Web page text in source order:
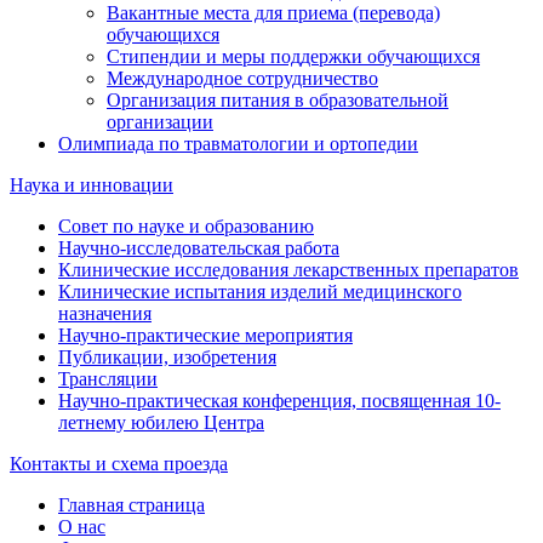
Вакантные места для приема (перевода)
обучающихся
Стипендии и меры поддержки обучающихся
Международное сотрудничество
Организация питания в образовательной
организации
Олимпиада по травматологии и ортопедии
Наука и инновации
Совет по науке и образованию
Научно-исследовательская работа
Клинические исследования лекарственных препаратов
Клинические испытания изделий медицинского
назначения
Научно-практические мероприятия
Публикации, изобретения
Трансляции
Научно-практическая конференция, посвященная 10-
летнему юбилею Центра
Контакты и схема проезда
Главная страница
О нас